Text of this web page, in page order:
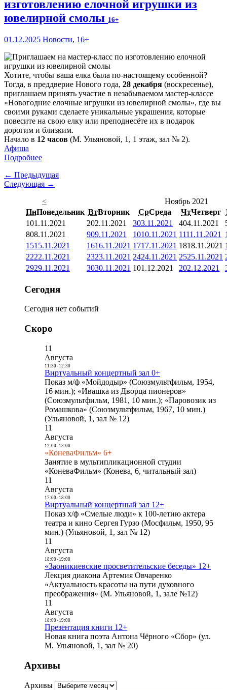
изготовлению елочной игрушки из
ювелирной смолы 16+
01.12.2025 Новости, 16+
Хотите, чтобы ваша елка была по-настоящему особенной?
Тогда, в преддверие Нового года, 28 декабря (воскресенье),
приглашаем принять участие в незабываемом мастер-классе
«Новогодние елочные игрушки из ювелирной смолы», где вы
своими руками сделаете уникальные украшения, которые
повесите на свою елку или преподнесёте их в подарок
дорогим и близким.
Начало в 12 часов (М. Ульяновой, 1, 1 этаж, зал № 2).
Афиша
Подробнее
← Предыдущая
Следующая →
<
Ноябрь 2021
ПнПонедельник ВтВторник СрСреда ЧтЧетверг
101.11.2021 202.11.2021 303.11.2021 404.11.2021
808.11.2021 909.11.2021 1010.11.2021 1111.11.2021
1515.11.2021 1616.11.2021 1717.11.2021 1818.11.2021
2222.11.2021 2323.11.2021 2424.11.2021 2525.11.2021
2929.11.2021 3030.11.2021 101.12.2021 202.12.2021
Сегодня
Сегодня нет событий
Скоро
11
Августа
11:30- 12:30
Виртуальный концертный зал 0+
Показ м/ф «Мойдодыр» (Союзмультфильм, 1954,
16 мин.); «Ивашка из Дворца пионеров»
(Союзмультфильм, 1981, 10 мин.); «Паровозик из
Ромашкова» (Союзмультфильм, 1967, 10 мин.)
(Ульяновой, 1, зал № 12)
11
Августа
12:00- 13:00
«КоневаФильм» 6+
Занятие в мультипликационной студии
«КоневаФильм» (Конева, 6, читальный зал)
11
Августа
17:00- 18:00
Виртуальный концертный зал 12+
Показ х/ф «Смелые люди» к 100-летию актера
театра и кино Сергея Гурзо (Мосфильм, 1950, 95
мин.) (Ульяновой, 1, зал № 12)
11
Августа
18:00- 19:00
«Заоникиевские просветительские беседы» 12+
Лекция диакона Артемия Овчаренко
«Актуальность красоты на пути духовного
преображения» (М. Ульяновой, 1, зале №12)
11
Августа
18:00- 19:00
Презентация книги 12+
Новая книга поэта Антона Чёрного «Сбор» (ул.
М. Ульяновой, 1, зал № 20)
Архивы
Архивы